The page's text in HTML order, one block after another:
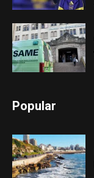
Popular